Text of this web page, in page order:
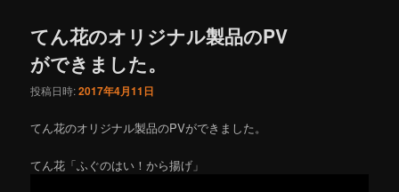
てん花のオリジナル製品のPV
ができました。
投稿日時:2017年4月11日
てん花のオリジナル製品のPVができました。
てん花「ふぐのはい！から揚げ」